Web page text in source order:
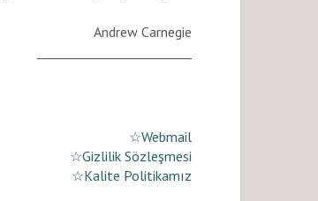
Andrew Carnegie
☆Webmail
☆Gizlilik Sözleşmesi
☆Kalite Politikamız